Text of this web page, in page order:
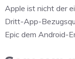
Apple ist nicht der
Dritt-App-
Epic dem Android-